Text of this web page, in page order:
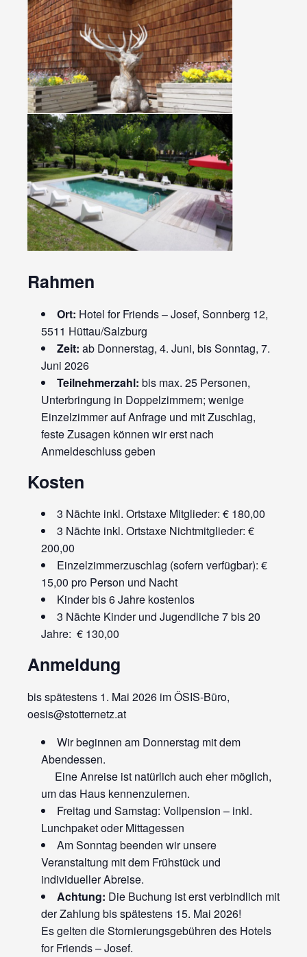
Rahmen
Ort: Hotel for Friends – Josef, Sonnberg 12,
5511 Hüttau/Salzburg
Zeit: ab Donnerstag, 4. Juni, bis Sonntag, 7.
Juni 2026
Teilnehmerzahl: bis max. 25 Personen,
Unterbringung in Doppelzimmern; wenige
Einzelzimmer auf Anfrage und mit Zuschlag,
feste Zusagen können wir erst nach
Anmeldeschluss geben
Kosten
3 Nächte inkl. Ortstaxe Mitglieder: € 180,00
3 Nächte inkl. Ortstaxe Nichtmitglieder: €
200,00
Einzelzimmerzuschlag (sofern verfügbar): €
15,00 pro Person und Nacht
Kinder bis 6 Jahre kostenlos
3 Nächte Kinder und Jugendliche 7 bis 20
Jahre: € 130,00
Anmeldung
bis spätestens 1. Mai 2026 im ÖSIS-Büro,
oesis@stotternetz.at
Wir beginnen am Donnerstag mit dem
Abendessen.
Eine Anreise ist natürlich auch eher möglich,
um das Haus kennenzulernen.
Freitag und Samstag: Vollpension – inkl.
Lunchpaket oder Mittagessen
Am Sonntag beenden wir unsere
Veranstaltung mit dem Frühstück und
individueller Abreise.
Achtung: Die Buchung ist erst verbindlich mit
der Zahlung bis spätestens 15. Mai 2026!
Es gelten die Stornierungsgebühren des Hotels
for Friends – Josef.